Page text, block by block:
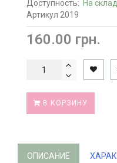
Доступность: На
Артикул 2019
160.00 грн.
В КОРЗИНУ
ОПИСАНИЕ